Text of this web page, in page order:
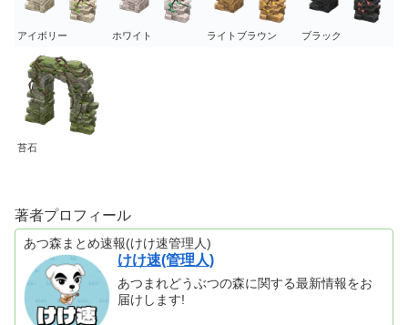
アイボリー ホワイト ライトブラウン ブラック
苔石
著者プロフィール
あつ森まとめ速報(けけ速管理人)
けけ速(管理人)
あつまれどうぶつの森に関する最新情報をお
届けします!